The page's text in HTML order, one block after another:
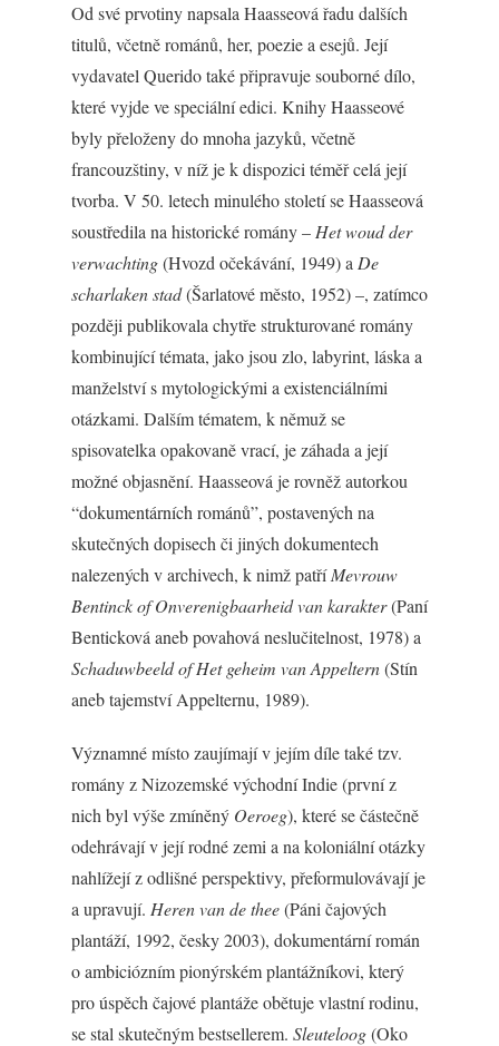
Od své prvotiny napsala Haasseová řadu dalších
titulů, včetně románů, her, poezie a esejů. Její
vydavatel Querido také připravuje souborné dílo,
které vyjde ve speciální edici. Knihy Haasseové
byly přeloženy do mnoha jazyků, včetně
francouzštiny, v níž je k dispozici téměř celá její
tvorba. V 50. letech minulého století se Haasseová
soustředila na historické romány – Het woud der
verwachting(Hvozd očekávání, 1949) a De
scharlaken stad(Šarlatové město, 1952) –, zatímco
později publikovala chytře strukturované romány
kombinující témata, jako jsou zlo, labyrint, láska a
manželství s mytologickými a existenciálními
otázkami. Dalším tématem, k němuž se
spisovatelka opakovaně vrací, je záhada a její
možné objasnění. Haasseová je rovněž autorkou
“dokumentárních románů”, postavených na
skutečných dopisech či jiných dokumentech
nalezených v archivech, k nimž patříMevrouw
Bentinck of Onverenigbaarheid van karakter(Paní
Benticková aneb povahová neslučitelnost, 1978) a
Schaduwbeeld of Het geheim van Appeltern(Stín
aneb tajemství Appelternu, 1989).
Významné místo zaujímají v jejím díle také tzv.
romány z Nizozemské východní Indie (první z
nich byl výše zmíněný Oeroeg), které se částečně
odehrávají v její rodné zemi a na koloniální otázky
nahlížejí z odlišné perspektivy, přeformulovávají je
a upravují. Heren van de thee(Páni čajových
plantáží, 1992, česky 2003), dokumentární román
o ambiciózním pionýrském plantážníkovi, který
pro úspěch čajové plantáže obětuje vlastní rodinu,
se stal skutečným bestsellerem. Sleuteloog(Oko